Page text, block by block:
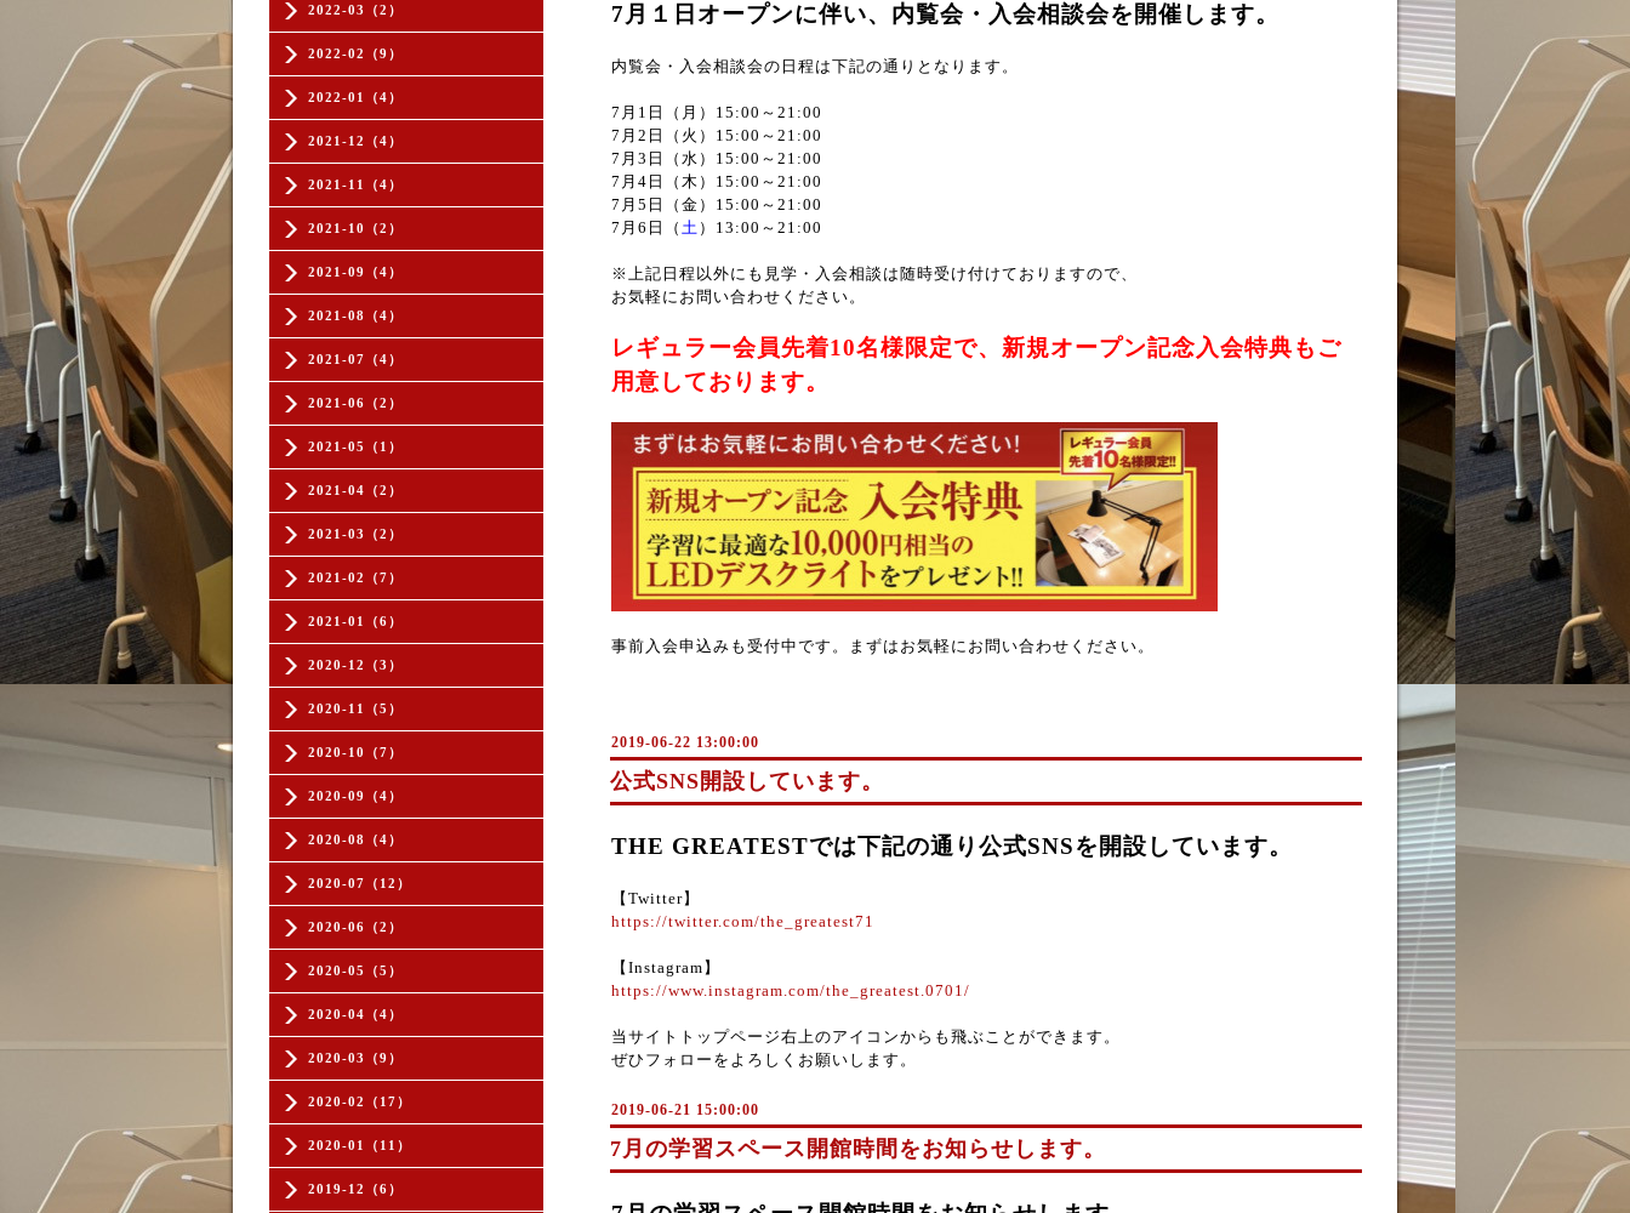
2022-03（2）
2022-02（9）
2022-01（4）
2021-12（4）
2021-11（4）
2021-10（2）
2021-09（4）
2021-08（4）
2021-07（4）
2021-06（2）
2021-05（1）
2021-04（2）
2021-03（2）
2021-02（7）
2021-01（6）
2020-12（3）
2020-11（5）
2020-10（7）
2020-09（4）
2020-08（4）
2020-07（12）
2020-06（2）
2020-05（5）
2020-04（4）
2020-03（9）
2020-02（17）
2020-01（11）
2019-12（6）
7月１日オープンに伴い、内覧会・入会相談会を開催します。
内覧会・入会相談会の日程は下記の通りとなります。
7月1日（月）15:00～21:00
7月2日（火）15:00～21:00
7月3日（水）15:00～21:00
7月4日（木）15:00～21:00
7月5日（金）15:00～21:00
7月6日（ 土 ）13:00～21:00
※上記日程以外にも見学・入会相談は随時受け付けておりますので、
お気軽にお問い合わせください。
レギュラー会員先着10名様限定で、新規オープン記念入会特典もご
用意しております。
事前入会申込みも受付中です。まずはお気軽にお問い合わせください。
2019-06-22 13:00:00
公式SNS開設しています。
THE GREATESTでは下記の通り公式SNSを開設しています。
【Twitter】
https://twitter.com/the_greatest71
【Instagram】
https://www.instagram.com/the_greatest.0701/
当サイトトップページ右上のアイコンからも飛ぶことができます。
ぜひフォローをよろしくお願いします。
2019-06-21 15:00:00
7月の学習スペース開館時間をお知らせします。